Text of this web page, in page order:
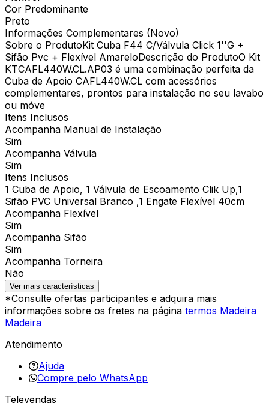
Cor Predominante
Preto
Informações Complementares (Novo)
Sobre o ProdutoKit Cuba F44 C/Válvula Click 1''G +
Sifão Pvc + Flexível AmareloDescrição do ProdutoO Kit
KTCAFL440W.CL.AP03 é uma combinação perfeita da
Cuba de Apoio CAFL440W.CL com acessórios
complementares, prontos para instalação no seu lavabo
ou móve
Itens Inclusos
Acompanha Manual de Instalação
Sim
Acompanha Válvula
Sim
Itens Inclusos
1 Cuba de Apoio, 1 Válvula de Escoamento Clik Up,1
Sifão PVC Universal Branco ,1 Engate Flexível 40cm
Acompanha Flexível
Sim
Acompanha Sifão
Sim
Acompanha Torneira
Não
Ver mais características
*Consulte ofertas participantes e adquira mais
informações sobre os fretes na página termos Madeira
Madeira
Atendimento
Ajuda
Compre pelo WhatsApp
Televendas